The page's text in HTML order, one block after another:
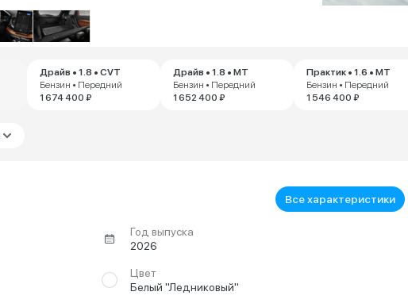
Драйв • 1.8 • CVT
Бензин • Передний
1 674 400 ₽
Драйв • 1.8 • MT
Бензин • Передний
1 652 400 ₽
Практик • 1.6 • MT
Бензин • Передний
1 546 400 ₽
Все характеристики
Год выпуска
2026
Цвет
Белый "Ледниковый"